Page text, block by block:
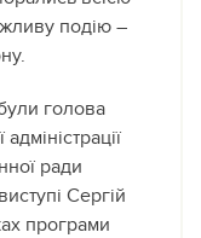
подію –
голова
ради
Сергій
програми